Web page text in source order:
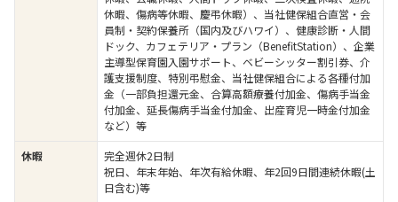
休暇、傷病等休暇、慶弔休暇）、当社健保組合直営・会
員制・契約保養所（国内及びハワイ）、健康診断・人間
ドック、カフェテリア・プラン（BenefitStation）、企業
主導型保育園入園サポート、ベビーシッター割引券、介
護支援制度、特別弔慰金、当社健保組合による各種付加
金（一部負担還元金、合算高額療養付加金、傷病手当金
付加金、延長傷病手当金付加金、出産育児一時金付加金
など）等
休暇
完全週休2日制
祝日、年末年始、年次有給休暇、年2回9日間連続休暇(土
日含む)等